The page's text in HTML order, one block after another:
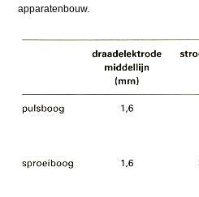
apparatenbouw.